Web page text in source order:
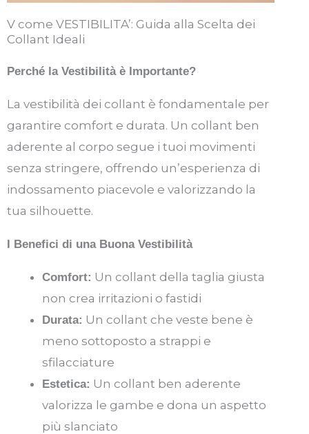
V come VESTIBILITA’: Guida alla Scelta dei
Collant Ideali
Perché la Vestibilità è Importante?
La vestibilità dei collant è fondamentale per
garantire comfort e durata. Un collant ben
aderente al corpo segue i tuoi movimenti
senza stringere, offrendo un’esperienza di
indossamento piacevole e valorizzando la
tua silhouette.
I Benefici di una Buona Vestibilità
Comfort: Un collant della taglia giusta
non crea irritazioni o fastidi
Durata: Un collant che veste bene è
meno sottoposto a strappi e
sfilacciature
Estetica: Un collant ben aderente
valorizza le gambe e dona un aspetto
più slanciato